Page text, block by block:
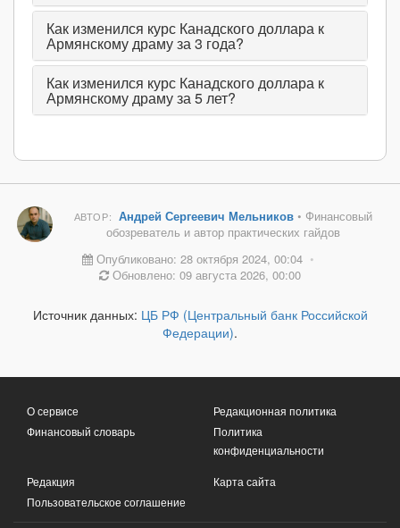
Как изменился курс Канадского доллара к
Армянскому драму за 3 года?
Как изменился курс Канадского доллара к
Армянскому драму за 5 лет?
АВТОР: Андрей Сергеевич Мельников• Финансовый
обозреватель и автор практических гайдов
Опубликовано: 28 октября 2024, 00:04 •
Обновлено: 09 августа 2026, 00:00
Источник данных: ЦБ РФ (Центральный банк Российской
Федерации).
О сервисе
Финансовый словарь
Редакционная политика
Политика
конфиденциальности
Редакция
Пользовательское соглашение
Карта сайта